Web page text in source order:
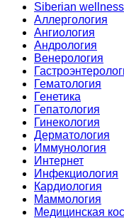
Siberian wellness
Аллергология
Ангиология
Андрология
Венерология
Гематология
Генетика
Гепатология
Гинекология
Дерматология
Иммунология
Интернет
Инфекциология
Кардиология
Маммология
Медицинская